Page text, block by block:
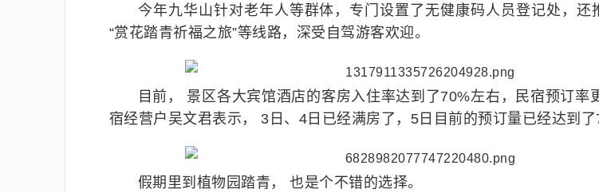
今年九华山针对老年人等群体，专门设置了无健康码人员登记处，还
“赏花踏青祈福之旅”等线路，深受自驾游客欢迎。
目前， 景区各大宾馆酒店的客房入住率达到了70%左右，民宿预订率
宿经营户吴文君表示， 3日、4日已经满房了，5日目前的预订量已经达到了
假期里到植物园踏青， 也是个不错的选择。